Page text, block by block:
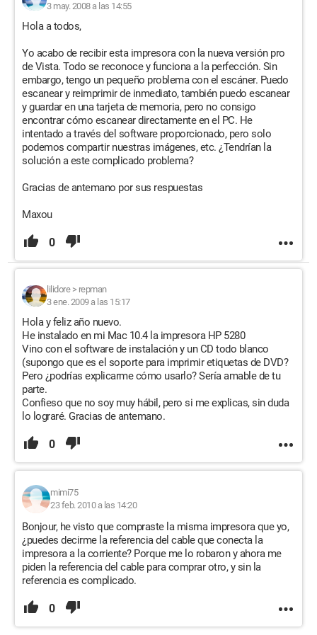
3 may. 2008 a las 14:55
Hola a todos,
Yo acabo de recibir esta impresora con la nueva versión pro
de Vista. Todo se reconoce y funciona a la perfección. Sin
embargo, tengo un pequeño problema con el escáner. Puedo
escanear y reimprimir de inmediato, también puedo escanear
y guardar en una tarjeta de memoria, pero no consigo
encontrar cómo escanear directamente en el PC. He
intentado a través del software proporcionado, pero solo
podemos compartir nuestras imágenes, etc. ¿Tendrían la
solución a este complicado problema?
Gracias de antemano por sus respuestas
Maxou
0
lilidore> repman
3 ene. 2009 a las 15:17
Hola y feliz año nuevo.
He instalado en mi Mac 10.4 la impresora HP 5280
Vino con el software de instalación y un CD todo blanco
(supongo que es el soporte para imprimir etiquetas de DVD?
Pero ¿podrías explicarme cómo usarlo? Sería amable de tu
parte.
Confieso que no soy muy hábil, pero si me explicas, sin duda
lo lograré. Gracias de antemano.
0
mimi75
23 feb. 2010 a las 14:20
Bonjour, he visto que compraste la misma impresora que yo,
¿puedes decirme la referencia del cable que conecta la
impresora a la corriente? Porque me lo robaron y ahora me
piden la referencia del cable para comprar otro, y sin la
referencia es complicado.
0